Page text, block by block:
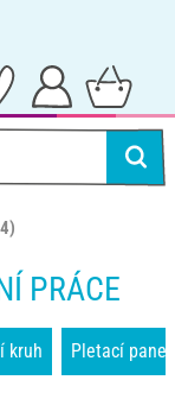
PRÁCE
kruh Pletací